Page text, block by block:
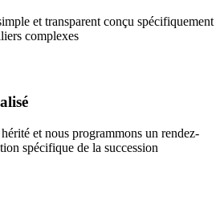
et transparent conçu spécifiquement
complexes
et nous programmons un rendez-
spécifique de la succession